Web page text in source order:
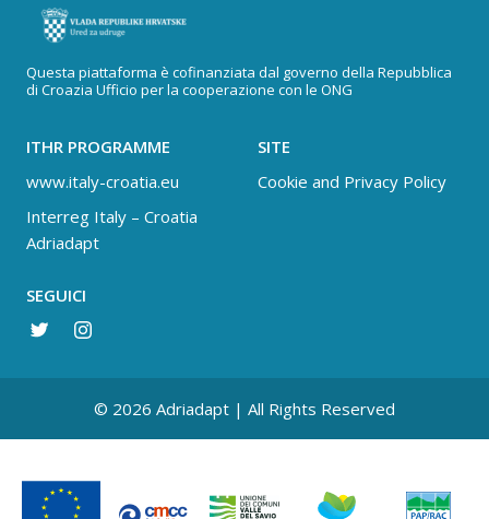
Questa piattaforma è cofinanziata dal governo della Repubblica
di Croazia Ufficio per la cooperazione con le ONG
ITHR PROGRAMME
www.italy-croatia.eu
Interreg Italy – Croatia
Adriadapt
SITE
Cookie and Privacy Policy
SEGUICI
© 2026 Adriadapt | All Rights Reserved